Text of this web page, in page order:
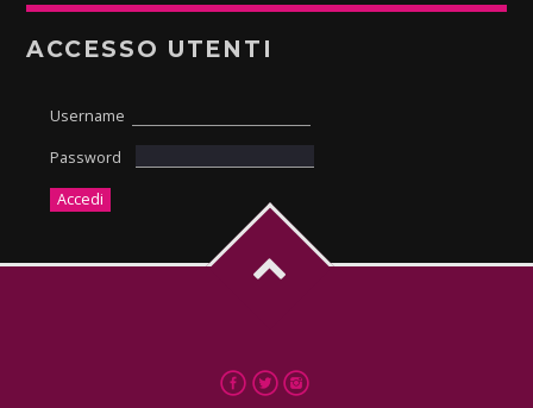
ACCESSO UTENTI
Username
Password